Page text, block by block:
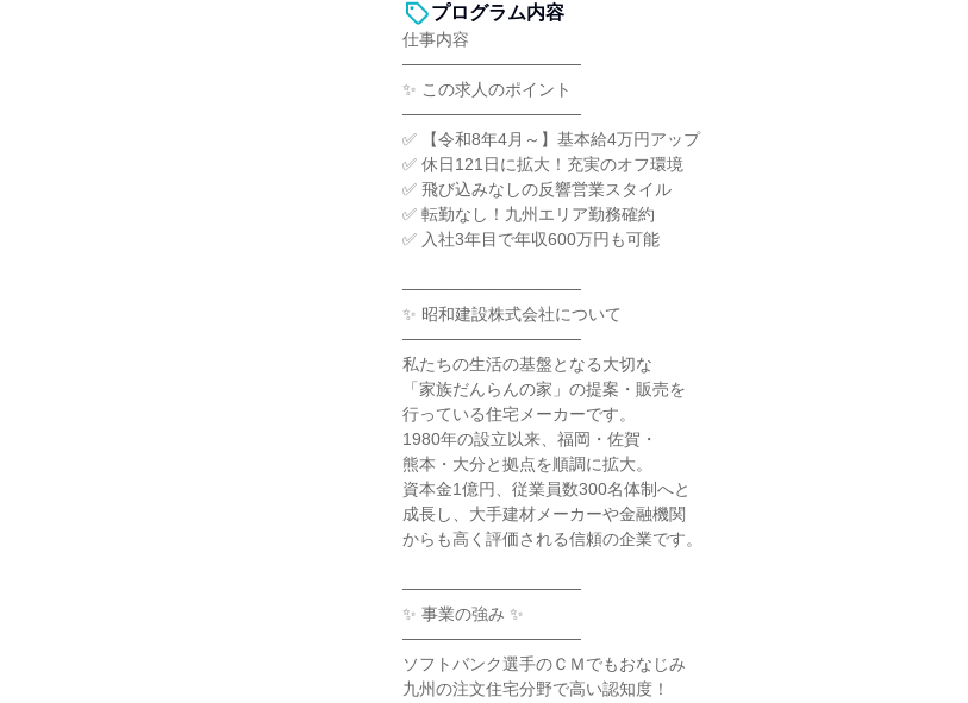
プログラム内容
仕事内容
───────────────
✨ この求人のポイント
───────────────
✅ 【令和8年4月～】基本給4万円アップ
✅ 休日121日に拡大！充実のオフ環境
✅ 飛び込みなしの反響営業スタイル
✅ 転勤なし！九州エリア勤務確約
✅ 入社3年目で年収600万円も可能
───────────────
✨ 昭和建設株式会社について
───────────────
私たちの生活の基盤となる大切な
「家族だんらんの家」の提案・販売を
行っている住宅メーカーです。
1980年の設立以来、福岡・佐賀・
熊本・大分と拠点を順調に拡大。
資本金1億円、従業員数300名体制へと
成長し、大手建材メーカーや金融機関
からも高く評価される信頼の企業です。
───────────────
✨ 事業の強み ✨
───────────────
ソフトバンク選手のＣＭでもおなじみ
九州の注文住宅分野で高い認知度！